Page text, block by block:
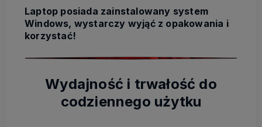
Laptop posiada zainstalowany system
Windows, wystarczy wyjąć z opakowania i
korzystać!
Wydajność i trwałość do
codziennego użytku